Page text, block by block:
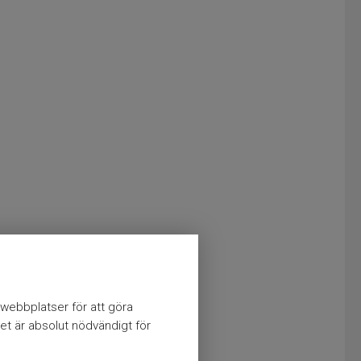
för att göra
är absolut nödvändigt för